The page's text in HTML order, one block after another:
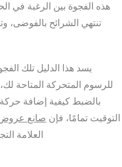
هذه الفجوة بين الرغبة في
تنتهي الشرائح بالفوضى،
يسد هذا الدليل تلك
للرسوم المتحركة المتاحة
بالضبط كيفية إضافة
التوقيت تمامًا، فإن صانع عروض
العلامة